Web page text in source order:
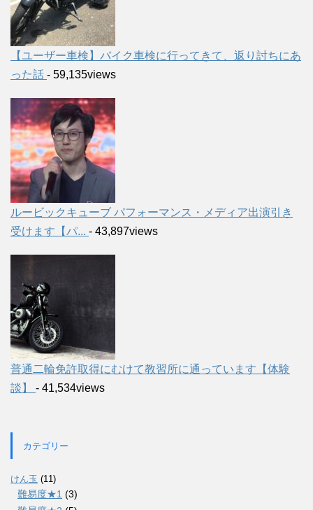
【ユーザー車検】バイク車検に行ってきて、返り討ちにあ
った話 - 59,135views
ルービックキューブ パフォーマンス・メディア出演引き
受けます【パ... - 43,897views
普通二輪免許取得にむけて教習所に通っています【体験
談】 - 41,534views
カテゴリー
けん玉 (11)
難易度★1 (3)